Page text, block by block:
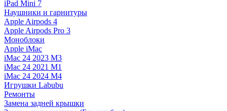
iPad Mini 7
Наушники и гарнитуры
Apple Airpods 4
Apple Airpods Pro 3
Моноблоки
Apple iMac
iMac 24 2023 M3
iMac 24 2021 M1
iMac 24 2024 M4
Игрушки Labubu
Ремонты
Замена задней крышки